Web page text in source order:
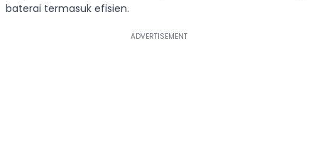
baterai termasuk efisien.